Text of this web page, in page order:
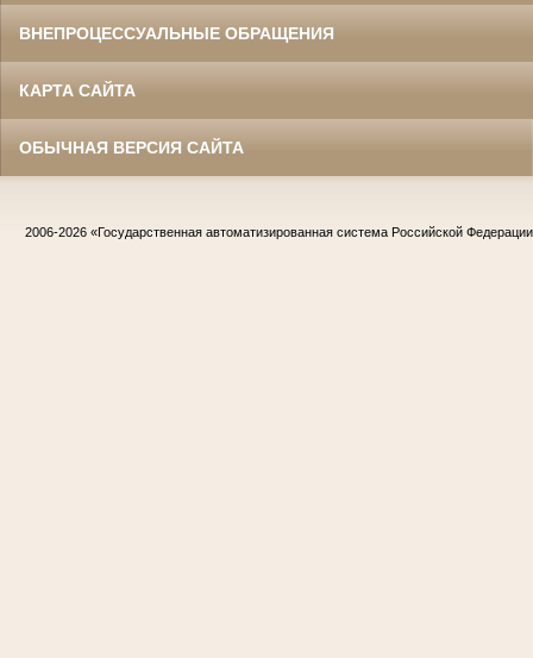
ВНЕПРОЦЕССУАЛЬНЫЕ ОБРАЩЕНИЯ
КАРТА САЙТА
ОБЫЧНАЯ ВЕРСИЯ САЙТА
2006-2026 «Государственная автоматизированная система Российской